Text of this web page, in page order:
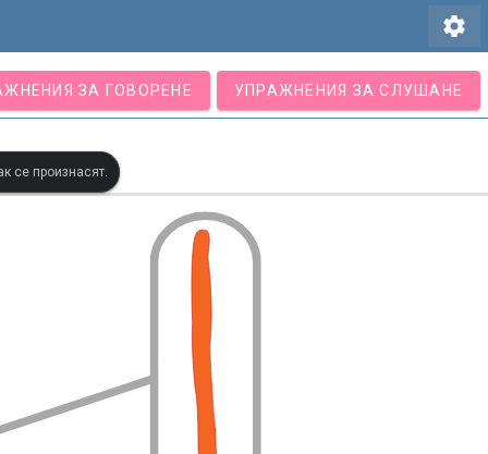
settings
ЗА ГОВОРЕНЕ УПРАЖНЕНИЯ ЗА СЛУШАНЕ
се произнасят.